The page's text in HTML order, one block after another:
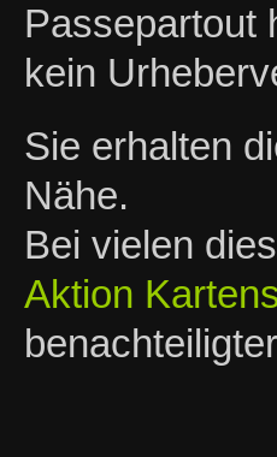
Passepartout
kein
Sie erhalten
Nähe.
Bei vielen
Aktion